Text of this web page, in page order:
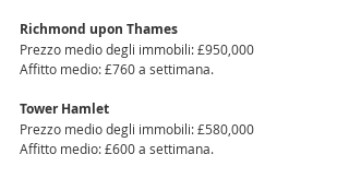
Richmond upon Thames
Prezzo medio degli immobili: £950,000
Affitto medio: £760 a settimana.
Tower Hamlet
Prezzo medio degli immobili: £580,000
Affitto medio: £600 a settimana.